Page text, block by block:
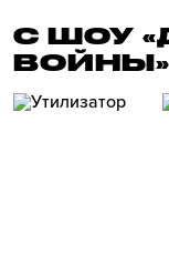
С ШОУ